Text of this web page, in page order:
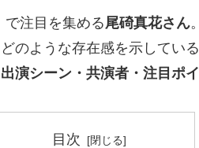
注目を集める尾碕真花さん
のような存在感を示している
演シーン・共演者・注目ポ
目次